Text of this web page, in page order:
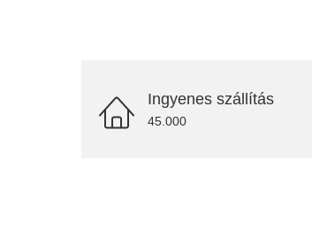
Ingyenes szállítás
45.000